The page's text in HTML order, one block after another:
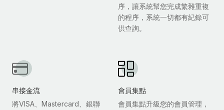
序，讓系統幫您完成繁雜重複
的程序，系統一切都有紀錄可
供查詢。
串接金流
將VISA、Mastercard、銀聯
會員集點
會員集點升級您的會員管理，